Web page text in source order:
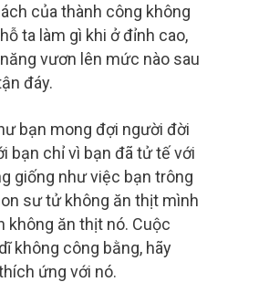
của thành công không
ta làm gì khi ở đỉnh cao,
vươn lên mức nào sau
đáy.
bạn mong đợi người đời
bạn chỉ vì bạn đã tử tế với
giống như việc bạn trông
sư tử không ăn thịt mình
không ăn thịt nó. Cuộc
không công bằng, hãy
ứng với nó.